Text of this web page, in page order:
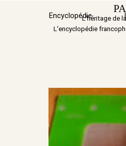
EncyclopédieL'héritage de
L'encyclopédie